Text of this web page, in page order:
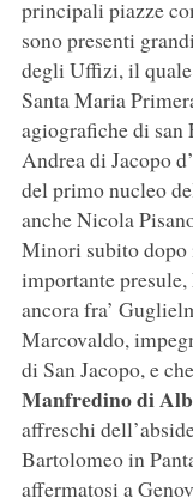
principali piazze
sono presenti
degli Uffizi, il
Santa Maria
agiografiche di san
Andrea di Jacopo
del primo nucleo
anche Nicola
Minori subito dopo
importante
ancora fra’
Marcovaldo,
di San Jacopo, e
Manfredino di
affreschi
Bartolomeo in
affermatosi a